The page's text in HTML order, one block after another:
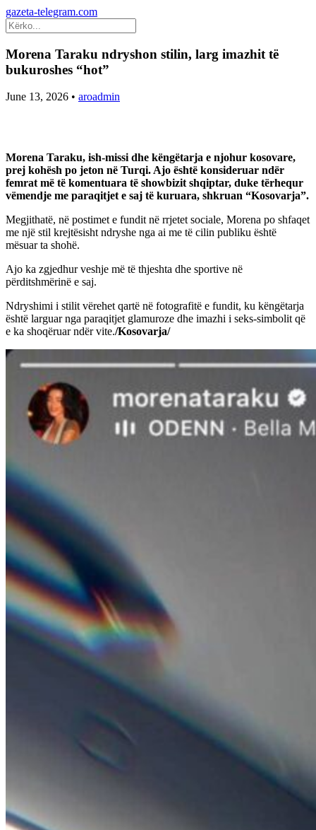
gazeta-telegram.com
Morena Taraku ndryshon stilin, larg imazhit të
bukuroshes “hot”
June 13, 2026 • aroadmin
Morena Taraku, ish-missi dhe këngëtarja e njohur kosovare,
prej kohësh po jeton në Turqi. Ajo është konsideruar ndër
femrat më të komentuara të showbizit shqiptar, duke tërhequr
vëmendje me paraqitjet e saj të kuruara, shkruan “Kosovarja”.
Megjithatë, në postimet e fundit në rrjetet sociale, Morena po shfaqet
me një stil krejtësisht ndryshe nga ai me të cilin publiku është
mësuar ta shohë.
Ajo ka zgjedhur veshje më të thjeshta dhe sportive në
përditshmërinë e saj.
Ndryshimi i stilit vërehet qartë në fotografitë e fundit, ku këngëtarja
është larguar nga paraqitjet glamuroze dhe imazhi i seks-simbolit që
e ka shoqëruar ndër vite./Kosovarja/